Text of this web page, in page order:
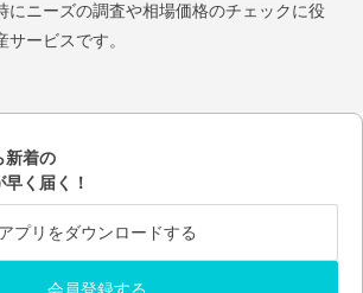
にニーズの調査や相場価格のチェックに役
ービスです。
新着の
く届く！
アプリをダウンロードする
会員登録する